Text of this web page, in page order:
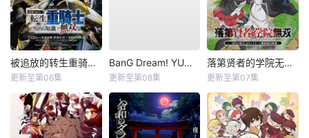
被追放的转生重骑士用游戏知识开无双
更新至第06集
BanG Dream! YUME∞MITA
更新至第08集
落第贤者的学院无双第二回转生，S等级作弊魔术师冒险记
更新至第07集